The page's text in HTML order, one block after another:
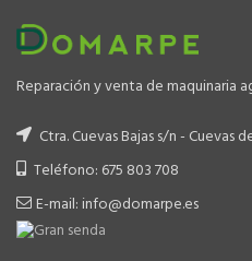
Reparación y venta de maquinaria
Ctra. Cuevas Bajas s/n - Cuevas
Teléfono: 675 803 708
E-mail: info@domarpe.es